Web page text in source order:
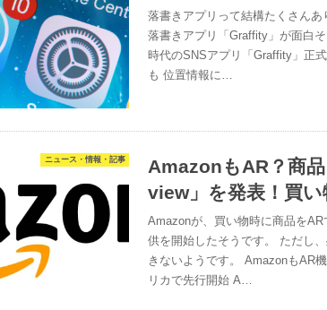
落書きアプリって結構たくさん
落書きアプリ「Graffity」が面白
時代のSNSアプリ「Graffity」正
も 位置情報に…
ニュース・情報・記事
AmazonもAR？商
view」を発表！買
Amazonが、買い物時に商品を
供を開始したそうです。 ただし
きないようです。 AmazonもAR
リカで先行開始 A…